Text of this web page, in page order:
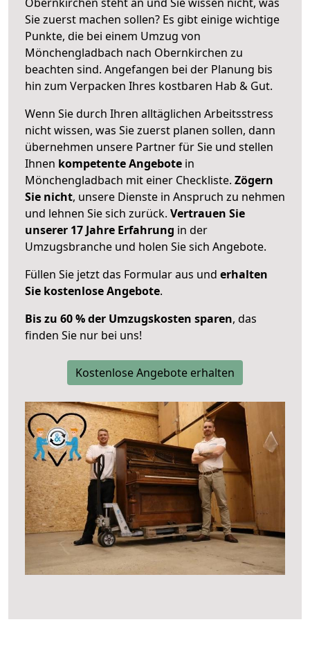
Sie zuerst machen sollen? Es gibt einige wichtige
Punkte, die bei einem Umzug von
Mönchengladbach nach Obernkirchen zu
beachten sind. Angefangen bei der Planung bis
hin zum Verpacken Ihres kostbaren Hab & Gut.
Wenn Sie durch Ihren alltäglichen Arbeitsstress
nicht wissen, was Sie zuerst planen sollen, dann
übernehmen unsere Partner für Sie und stellen
Ihnen kompetente Angebote in
Mönchengladbach mit einer Checkliste. Zögern
Sie nicht, unsere Dienste in Anspruch zu nehmen
und lehnen Sie sich zurück. Vertrauen Sie
unserer 17 Jahre Erfahrung in der
Umzugsbranche und holen Sie sich Angebote.
Füllen Sie jetzt das Formular aus und erhalten
Sie kostenlose Angebote.
Bis zu 60 % der Umzugskosten sparen, das
finden Sie nur bei uns!
Kostenlose Angebote erhalten